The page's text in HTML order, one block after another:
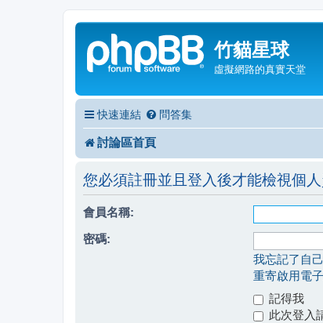
竹貓星球
虛擬網路的真實天堂
快速連結 問答集
討論區首頁
您必須註冊並且登入後才能檢視個人
會員名稱:
密碼:
我忘記了自
重寄啟用電
記得我
此次登入